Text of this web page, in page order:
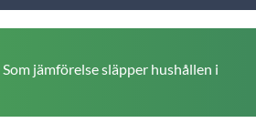
Som jämförelse släpper hushållen i